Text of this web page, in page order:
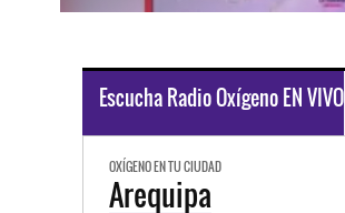
Escucha Radio Oxígeno EN VIVO
OXÍGENO EN TU CIUDAD
Arequipa